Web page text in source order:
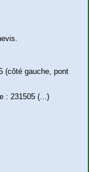
(côté gauche, pont
: 231505 (...)